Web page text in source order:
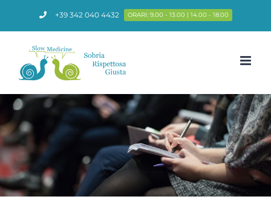
contenuto
+39 342 040 4432 ORARI: 9.00 - 13.00 | 14.00 - 18.00